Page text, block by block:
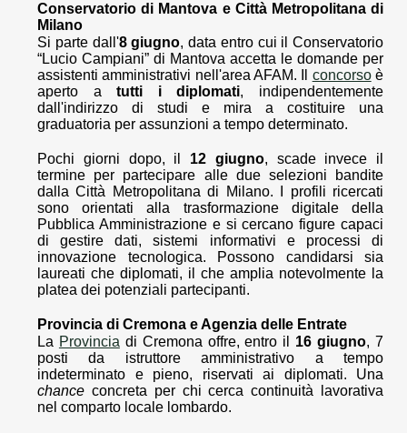
Conservatorio di Mantova e Città Metropolitana di
Milano
Si parte dall'8 giugno, data entro cui il Conservatorio
“Lucio Campiani” di Mantova accetta le domande per
assistenti amministrativi nell'area AFAM. Il concorsoè
aperto atutti i diplomati, indipendentemente
dall'indirizzo di studi e mira a costituire una
graduatoria per assunzioni a tempo determinato.
Pochi giorni dopo, il 12 giugno, scade invece il
termine per partecipare alle due selezioni bandite
dalla Città Metropolitana di Milano. I profili ricercati
sono orientati alla trasformazione digitale della
Pubblica Amministrazione e si cercano figure capaci
di gestire dati, sistemi informativi e processi di
innovazione tecnologica. Possono candidarsi sia
laureati che diplomati, il che amplia notevolmente la
platea dei potenziali partecipanti.
Provincia di Cremona e Agenzia delle Entrate
La Provincia di Cremona offre, entro il 16 giugno, 7
posti da istruttore amministrativo a tempo
indeterminato e pieno, riservati ai diplomati. Una
chance concreta per chi cerca continuità lavorativa
nel comparto locale lombardo.